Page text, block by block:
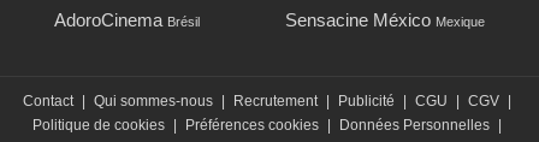
AdoroCinema Brésil Sensacine México Mexique
Contact Qui sommes-nous Recrutement Publicité CGU CGV
Politique de cookies
Préférences cookies Données Personnelles